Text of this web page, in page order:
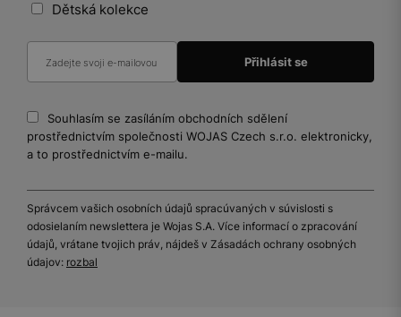
Dětská kolekce
Souhlasím se zasíláním obchodních sdělení
prostřednictvím společnosti WOJAS Czech s.r.o. elektronicky,
a to prostřednictvím e-mailu.
Správcem vašich osobních údajů spracúvaných v súvislosti s
odosielaním newslettera je Wojas S.A. Více informací o zpracování
údajů, vrátane tvojich práv, nájdeš v Zásadách ochrany osobných
údajov: rozbal